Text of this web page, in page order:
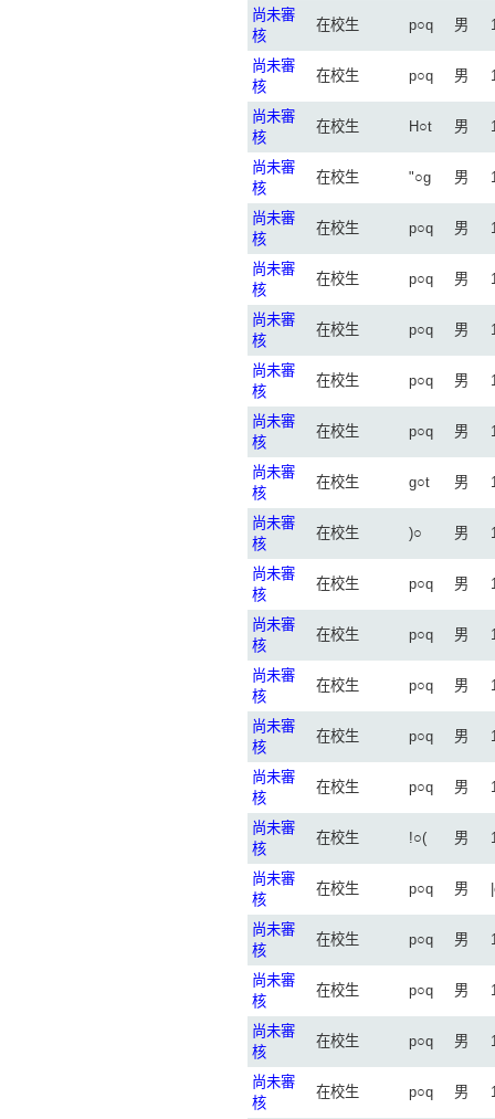
尚未審
核
在校生 p○q 男
尚未審
核
在校生 p○q 男
尚未審
核
在校生 H○t 男
尚未審
核
在校生 "○g 男
尚未審
核
在校生 p○q 男
尚未審
核
在校生 p○q 男
尚未審
核
在校生 p○q 男
尚未審
核
在校生 p○q 男
尚未審
核
在校生 p○q 男
尚未審
核
在校生 g○t 男
尚未審
核
在校生 )○ 男
尚未審
核
在校生 p○q 男
尚未審
核
在校生 p○q 男
尚未審
核
在校生 p○q 男
尚未審
核
在校生 p○q 男
尚未審
核
在校生 p○q 男
尚未審
核
在校生 !○( 男
尚未審
核
在校生 p○q 男
尚未審
核
在校生 p○q 男
尚未審
核
在校生 p○q 男
尚未審
核
在校生 p○q 男
尚未審
核
在校生 p○q 男